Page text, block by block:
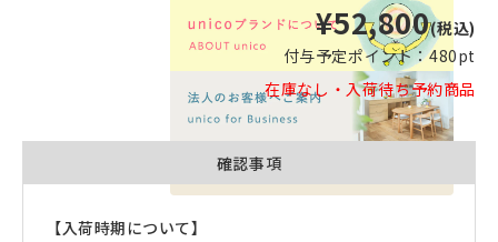
品質への取り組みのご案内
¥52,800(税込)
付与予定ポイント：480pt
在庫なし・入荷待ち予約商品
確認事項
【入荷時期について】